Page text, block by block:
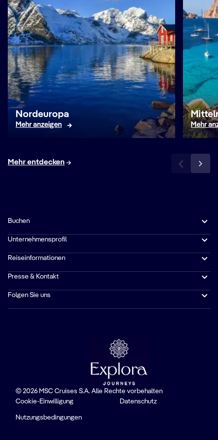
Nordeuropa
Mehr anzeigen Mehr
Mehr entdecken
Buchen
Unternehmensprofil
Reiseinformationen
Presse & Kontakt
Folgen Sie uns
© 2026 MSC Cruises S.A. Alle Rechte vorbehalten
Cookie-Einwilligung
Datenschutz
Nutzungsbedingungen